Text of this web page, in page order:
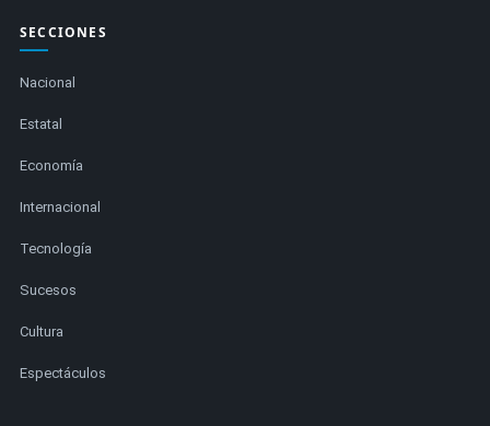
SECCIONES
Nacional
Estatal
Economía
Internacional
Tecnología
Sucesos
Cultura
Espectáculos